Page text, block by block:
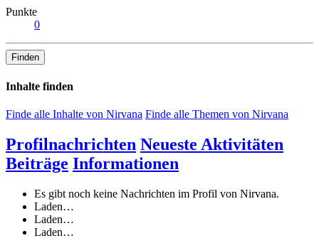
Punkte
0
Finden
Inhalte finden
Finde alle Inhalte von Nirvana Finde alle Themen von Nirvana
Profilnachrichten Neueste Aktivitäten
Beiträge Informationen
Es gibt noch keine Nachrichten im Profil von Nirvana.
Laden…
Laden…
Laden…